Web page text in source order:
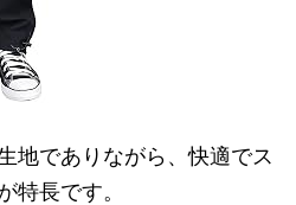
地でありながら、快適でス
特長です。